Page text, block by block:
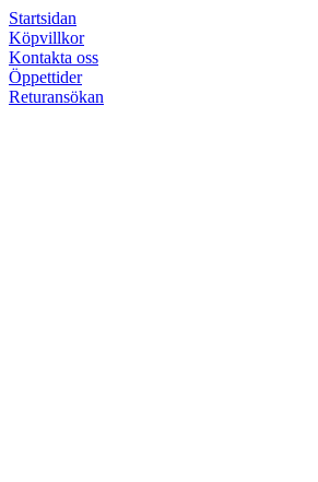
Startsidan
Köpvillkor
Kontakta oss
Öppettider
Returansökan